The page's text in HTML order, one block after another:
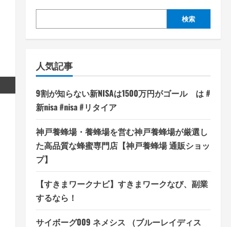
検索
人気記事
9割が知らない新NISAは1500万円がゴール は #
新nisa #nisa #リタイア
神戸養蜂場・養蜂場を営む神戸養蜂場が厳選し
た高品質な蜂蜜専門店【神戸養蜂場 通販ショッ
プ】
【すきまワークナビ】すきまワークなび、副業
するなら！
サイボーグ009 ネメシス （ブルーレイディス